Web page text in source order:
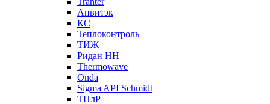
Анвитэк
КС
Теплоконтроль
ТИЖ
Ридан НН
Thermowave
Onda
Sigma API Schmidt
ТПлР